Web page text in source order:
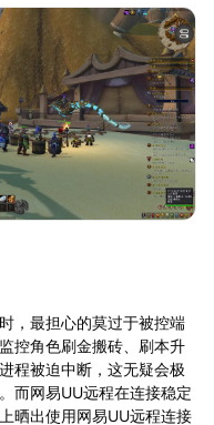
，最担心的莫过于被控端
控角色刷金搬砖、刷本升
程被迫中断，这无疑会极
而网易UU远程在连接稳定
晒出使用网易UU远程连接